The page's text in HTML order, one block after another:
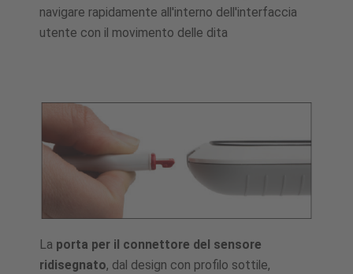
navigare rapidamente all'interno dell'interfaccia
utente con il movimento delle dita
La porta per il connettore del sensore
ridisegnato, dal design con profilo sottile,